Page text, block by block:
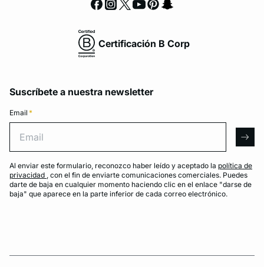
Certificación B Corp
Suscríbete a nuestra newsletter
Email *
Al enviar este formulario, reconozco haber leído y aceptado la política de
privacidad , con el fin de enviarte comunicaciones comerciales. Puedes
darte de baja en cualquier momento haciendo clic en el enlace "darse de
baja" que aparece en la parte inferior de cada correo electrónico.